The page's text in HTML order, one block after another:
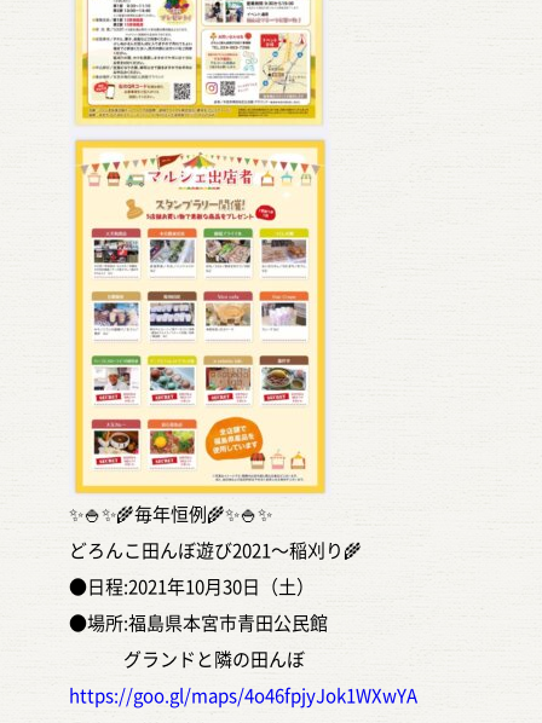
✨🍚✨🌾毎年恒例🌾✨🍚✨
どろんこ田んぼ遊び2021〜稲刈り🌾
●日程:2021年10月30日（土）
●場所:福島県本宮市青田公民館
グランドと隣の田んぼ
https://goo.gl/maps/4o46fpjyJok1WXwYA